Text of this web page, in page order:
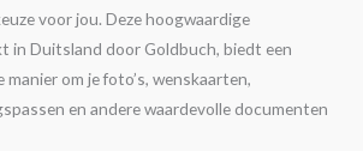
voor jou. Deze hoogwaardige
in Duitsland door Goldbuch, biedt een
om je foto’s, wenskaarten,
en andere waardevolle documenten